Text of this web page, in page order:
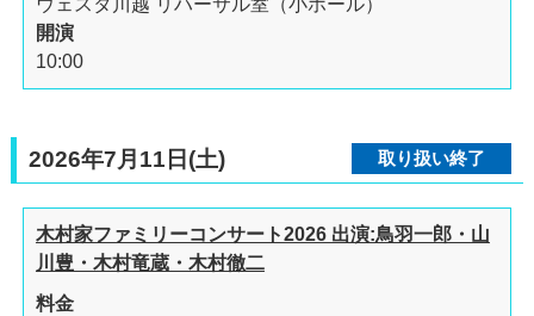
ウェスタ川越 リハーサル室（小ホール）
開演
10:00
2026年7月11日(土) 取り扱い終了
木村家ファミリーコンサート2026 出演:鳥羽一郎・山
川豊・木村竜蔵・木村徹二
料金